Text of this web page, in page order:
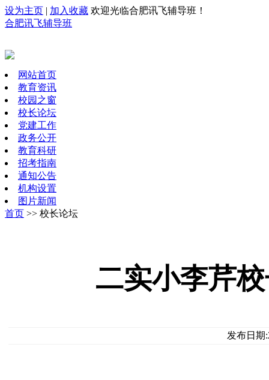
设为主页 | 加入收藏 欢迎光临合肥讯飞辅导班！
合肥讯飞辅导班
网站首页
教育资讯
校园之窗
校长论坛
党建工作
政务公开
教育科研
招考指南
通知公告
机构设置
图片新闻
首页 >> 校长论坛
二实小李芹
发布日期